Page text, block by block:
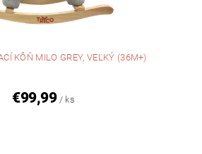
KÔŇ MILO GREY, VEĽKÝ (36M+)
€99,99 / ks